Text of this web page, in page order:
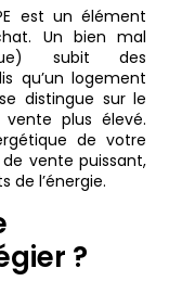
est un élément
Un bien mal
subit des
qu’un logement
distingue sur le
plus élevé.
de votre
vente puissant,
de l’énergie.
?